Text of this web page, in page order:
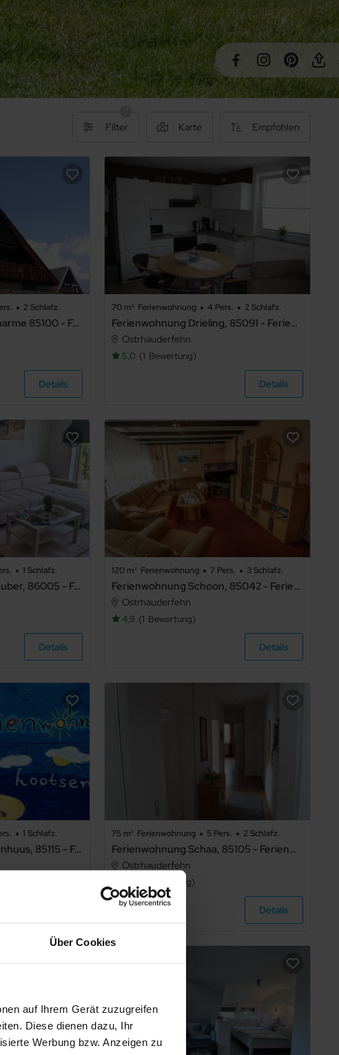
Über Cookies
auf Ihrem Gerät zuzugreifen
Diese dienen dazu, Ihr
Werbung bzw. Anzeigen zu
Filter Karte Empfohlen
2 Schlafz.
Ferienwohnung Fehncharme 85100 - Ferienwohnung
Details
70 m² Ferienwohnung 4 Pers. 2 Schlafz.
Ferienwohnung Drieling, 85091 - Ferienwohnung Drieling
Ostrhauderfehn
5,0 1 Bewertung
Details
1 Schlafz.
Ferienwohnung Fehnzauber, 86005 - Ferienwohnung Fehnzauber
Details
120 m² Ferienwohnung 7 Pers. 3 Schlafz.
Ferienwohnung Schoon, 85042 - Ferienwohnung Schoon
Ostrhauderfehn
4,9 1 Bewertung
Details
1 Schlafz.
Ferienwohnung Lootsenhuus, 85115 - Ferienwohnung Lootsenhuus
75 m² Ferienwohnung 5 Pers. 2 Schlafz.
Ferienwohnung Schaa, 85105 - Ferienwohnung Schaa
Ostrhauderfehn
Bewertung
Details